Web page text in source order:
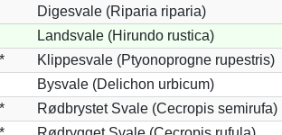
Digesvale (Riparia riparia)
Landsvale (Hirundo rustica)
*
Klippesvale (Ptyonoprogne rupestris)
Bysvale (Delichon urbicum)
*
Rødbrystet Svale (Cecropis semirufa)